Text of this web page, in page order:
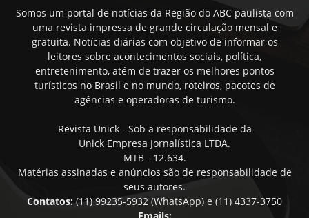
Somos um portal de notícias da Região do ABC paulista com
uma revista impressa de grande circulação mensal e
gratuita. Notícias diárias com objetivo de informar os
leitores sobre acontecimentos sociais, política,
entretenimento, atém de trazer os melhores pontos
turísticos no Brasil e no mundo, roteiros, pacotes de
agências e operadoras de turismo.
Revista Unick - Sob a responsabilidade da
Unick Empresa Jornalística LTDA.
MTB - 12.634.
Matérias assinadas e anúncios são de responsabilidade de
seus autores.
Contatos: (11) 99235-5932 (WhatsApp) e (11) 4337-3750